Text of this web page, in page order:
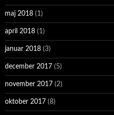
maj 2018 (1)
april 2018 (1)
januar 2018 (3)
december 2017 (5)
november 2017 (2)
oktober 2017 (8)